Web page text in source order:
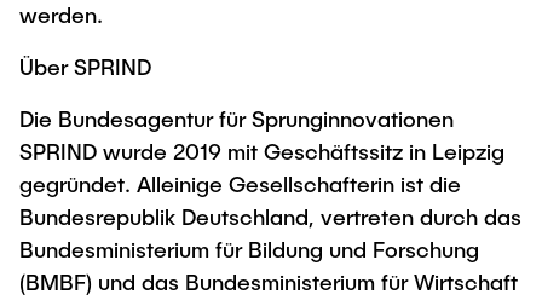
werden.
Über SPRIND
Die Bundesagentur für Sprunginnovationen
SPRIND wurde 2019 mit Geschäftssitz in Leipzig
gegründet. Alleinige Gesellschafterin ist die
Bundesrepublik Deutschland, vertreten durch das
Bundesministerium für Bildung und Forschung
(BMBF) und das Bundesministerium für Wirtschaft